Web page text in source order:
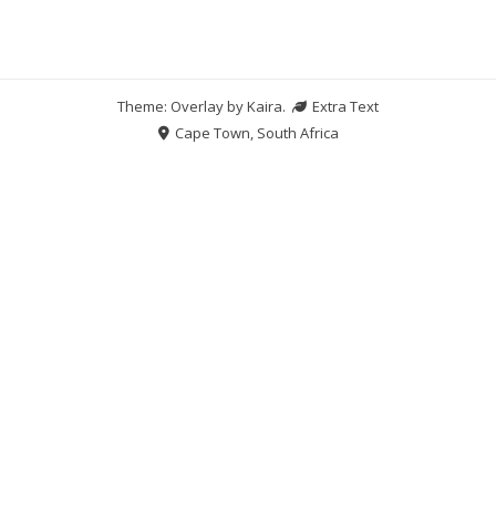
Theme: Overlay byKaira.
Extra Text
Cape Town, South Africa